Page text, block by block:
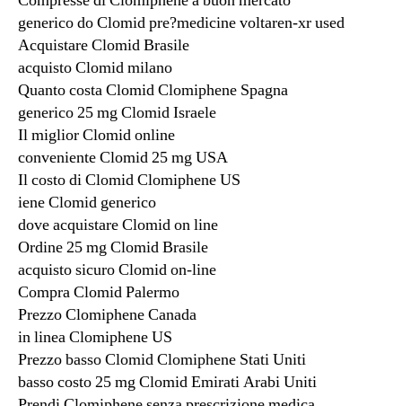
generico do Clomid pre?medicine voltaren-xr used
Acquistare Clomid Brasile
acquisto Clomid milano
Quanto costa Clomid Clomiphene Spagna
generico 25 mg Clomid Israele
Il miglior Clomid online
conveniente Clomid 25 mg USA
Il costo di Clomid Clomiphene US
iene Clomid generico
dove acquistare Clomid on line
Ordine 25 mg Clomid Brasile
acquisto sicuro Clomid on-line
Compra Clomid Palermo
Prezzo Clomiphene Canada
in linea Clomiphene US
Prezzo basso Clomid Clomiphene Stati Uniti
basso costo 25 mg Clomid Emirati Arabi Uniti